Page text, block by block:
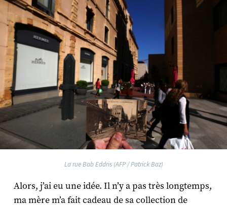
La rue Bab Eddris (AFP / Patrick Baz)
Alors, j’ai eu une idée. Il n’y a pas très longtemps,
ma mère m’a fait cadeau de sa collection de